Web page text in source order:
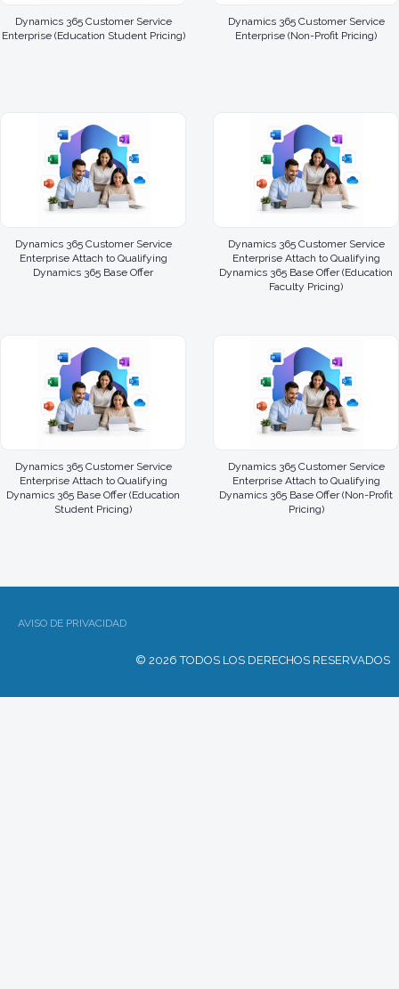
Dynamics 365 Customer Service
Enterprise (Education Student Pricing)
Dynamics 365 Customer Service
Enterprise (Non-Profit Pricing)
Dynamics 365 Customer Service
Enterprise Attach to Qualifying
Dynamics 365 Base Offer
Dynamics 365 Customer Service
Enterprise Attach to Qualifying
Dynamics 365 Base Offer (Education
Faculty Pricing)
Dynamics 365 Customer Service
Enterprise Attach to Qualifying
Dynamics 365 Base Offer (Education
Student Pricing)
Dynamics 365 Customer Service
Enterprise Attach to Qualifying
Dynamics 365 Base Offer (Non-Profit
Pricing)
AVISO DE PRIVACIDAD
© 2026 TODOS LOS DERECHOS RESERVADOS